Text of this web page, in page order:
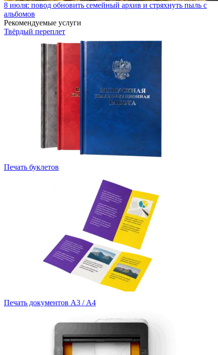
8 июля: повод обновить семейный архив и стряхнуть пыль с
альбомов
Рекомендуемые услуги
Твёрдый переплет
Печать буклетов
Печать документов А3 / А4